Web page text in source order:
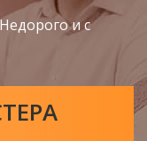
и с